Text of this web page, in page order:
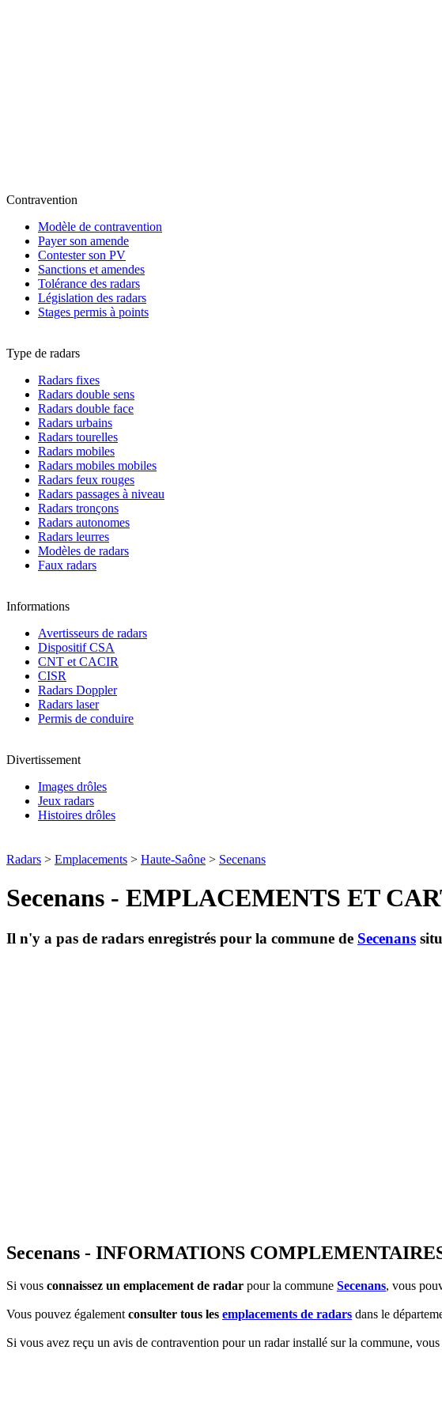
Contravention
Modèle de contravention
Payer son amende
Contester son PV
Sanctions et amendes
Tolérance des radars
Législation des radars
Stages permis à points
Type de radars
Radars fixes
Radars double sens
Radars double face
Radars urbains
Radars tourelles
Radars mobiles
Radars mobiles mobiles
Radars feux rouges
Radars passages à niveau
Radars tronçons
Radars autonomes
Radars leurres
Modèles de radars
Faux radars
Informations
Avertisseurs de radars
Dispositif CSA
CNT et CACIR
CISR
Radars Doppler
Radars laser
Permis de conduire
Divertissement
Images drôles
Jeux radars
Histoires drôles
Radars > Emplacements > Haute-Saône > Secenans
Secenans - EMPLACEMENTS ET
Il n'y a pas de radars enregistrés pour la commune de Secenans
Secenans - INFORMATIONS
Si vous connaissez un emplacement de radar pour la commune Secenans, vous
Vous pouvez égalementconsulter tous les emplacements de radars dans le
Si vous avez reçu un avis de contravention pour un radar installé sur la commune,